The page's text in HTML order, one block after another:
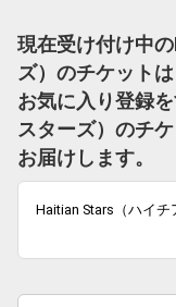
現在受け付け中
ズ）のチケットは
お気に入り登録
スターズ）のチ
お届けします。
Haitian Stars（ハイチ